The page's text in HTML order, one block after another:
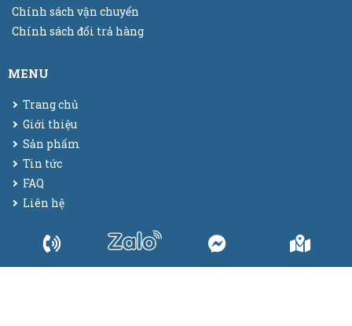
Chính sách vận chuyển
Chính sách đổi trả hàng
MENU
Trang chủ
Giới thiệu
Sản phẩm
Tin tức
FAQ
Liên hệ
Bao bì màng co